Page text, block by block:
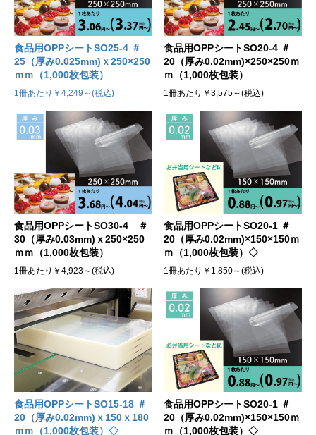
食品用OPPシートSO25-4 ＃
25（厚み0.025mm)ｘ250×250
ｍｍ（1,000枚包装）
1冊あたり￥4,249～(税込)
食品用OPPシートSO20-4 ＃
20（厚み0.02mm)×250×250ｍ
ｍ（1,000枚包装）
1冊あたり￥3,575～(税込)
食品用OPPシートSO30-4 ＃
30（厚み0.03mm)ｘ250×250
ｍｍ（1,000枚包装）
1冊あたり￥4,923～(税込)
食品用OPPシートSO20-1 ＃
20（厚み0.02mm)×150×150ｍ
ｍ（1,000枚包装）◇
1冊あたり￥1,850～(税込)
食品用OPPシートSO15-18 ＃
20（厚み0.02mm)ｘ150ｘ180
ｍｍ（1,000枚包装）◇
食品用OPPシートSO20-1 ＃
20（厚み0.02mm)×150×150ｍ
ｍ（1,000枚包装）◇